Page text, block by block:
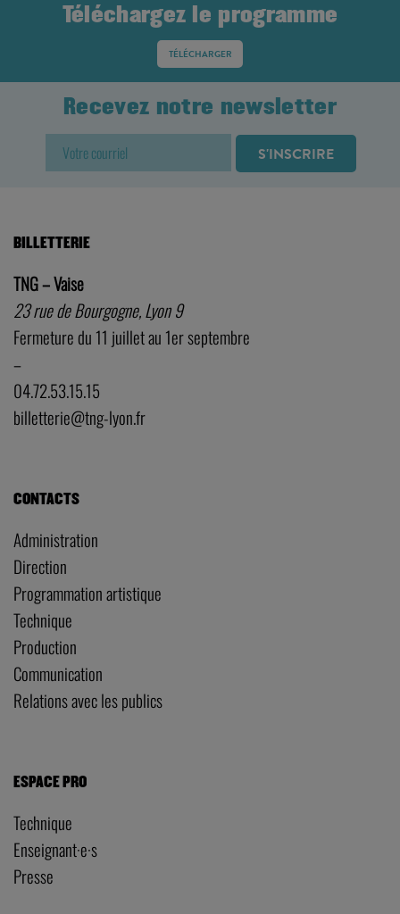
Téléchargez le programme
TÉLÉCHARGER
Recevez notre newsletter
BILLETTERIE
TNG – Vaise
23 rue de Bourgogne, Lyon 9
Fermeture du 11 juillet au 1er septembre
–
04.72.53.15.15
billetterie@tng-lyon.fr
CONTACTS
Administration
Direction
Programmation artistique
Technique
Production
Communication
Relations avec les publics
ESPACE PRO
Technique
Enseignant·e·s
Presse